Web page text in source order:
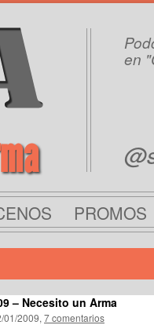
en
PROMOS
– Necesito un Arma
01/2009, 7 comentarios